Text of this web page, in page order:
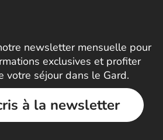
newsletter mensuelle pour
exclusives et profiter
votre séjour dans le Gard.
à la newsletter